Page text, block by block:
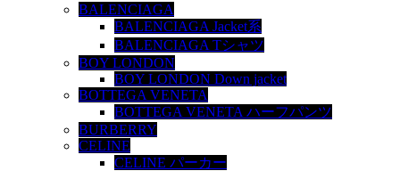
BALENCIAGA
BALENCIAGA Jacket系
BALENCIAGA Tシャツ
BOY LONDON
BOY LONDON Down jacket
BOTTEGA VENETA
BOTTEGA VENETA ハーフパンツ
BURBERRY
CELINE
CELINE パーカー